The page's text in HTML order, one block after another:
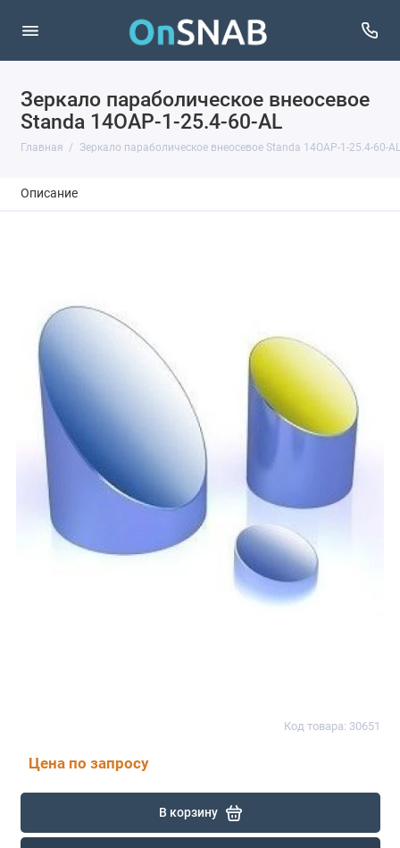
Зеркало параболическое внеосевое
Standa 14OAP-1-25.4-60-AL
Главная Зеркало параболическое внеосевое Standa 14OAP-1-25.4-60-AL
Описание
Код товара: 30651
Цена по запросу
В корзину